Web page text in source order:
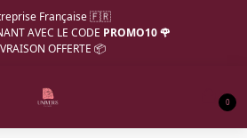
Française 🇫🇷
AVEC LE CODE PROMO10 🌹
OFFERTE 📦
0